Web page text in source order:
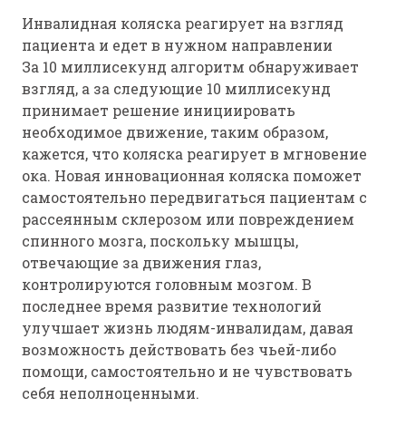
Инвалидная коляска реагирует на взгляд
пациента и едет в нужном направлении
За 10 миллисекунд алгоритм обнаруживает
взгляд, а за следующие 10 миллисекунд
принимает решение инициировать
необходимое движение, таким образом,
кажется, что коляска реагирует в мгновение
ока. Новая инновационная коляска поможет
самостоятельно передвигаться пациентам с
рассеянным склерозом или повреждением
спинного мозга, поскольку мышцы,
отвечающие за движения глаз,
контролируются головным мозгом. В
последнее время развитие технологий
улучшает жизнь людям-инвалидам, давая
возможность действовать без чьей-либо
помощи, самостоятельно и не чувствовать
себя неполноценными.